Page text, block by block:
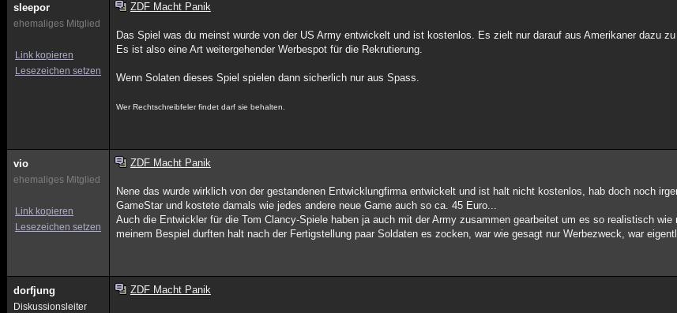
sleepor
ehemaliges Mitglied
Link kopieren
Lesezeichen setzen
ZDF Macht Panik
Das Spiel was du meinst wurde von der US Army entwickelt und ist kostenlos. Es zielt nur darauf aus Amerikaner dazu
Es ist also eine Art weitergehender Werbespot für die Rekrutierung.
Wenn Solaten dieses Spiel spielen dann sicherlich nur aus Spass.
Wer Rechtschreibfeler findet darf sie behalten.
vio
ehemaliges Mitglied
Link kopieren
Lesezeichen setzen
ZDF Macht Panik
Nene das wurde wirklich von der gestandenen Entwicklungfirma entwickelt und ist halt nicht kostenlos, hab doch noch
GameStar und kostete damals wie jedes andere neue Game auch so ca. 45 Euro...
Auch die Entwickler für die Tom Clancy-Spiele haben ja auch mit der Army zusammen gearbeitet um es so realistisch wie
meinem Bespiel durften halt nach der Fertigstellung paar Soldaten es zocken, war wie gesagt nur Werbezweck, war
dorfjung
Diskussionsleiter
ZDF Macht Panik